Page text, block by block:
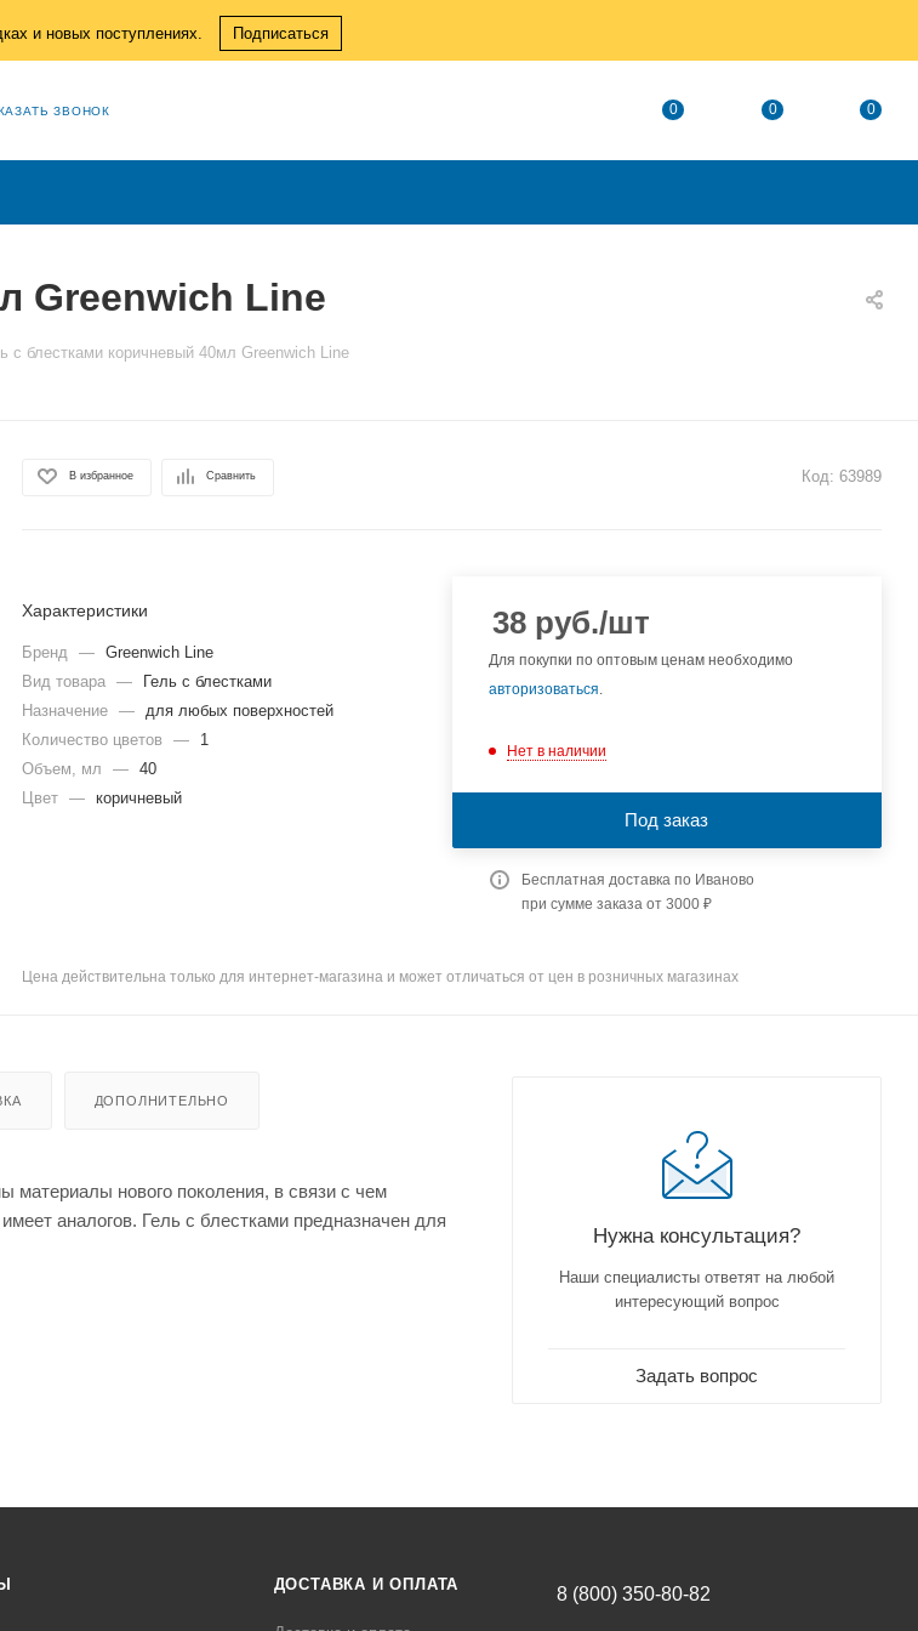
и новых поступлениях. Подписаться
ЗВОНОК 0 0 0
Greenwich Line
с блестками коричневый 40мл Greenwich Line
В избранное Сравнить Код: 63989
Характеристики
Бренд —
Greenwich Line
Вид товара
—
Гель с блестками
Назначение
—
для любых поверхностей
Количество цветов
—
1
Объем, мл
—
40
Цвет
— коричневый
38руб./шт
Для покупки по оптовым ценам необходимо
авторизоваться.
Нет в наличии
Под заказ
Бесплатная доставка по Иваново
при сумме заказа от 3000 ₽
Цена действительна только для интернет-магазина и может отличаться от цен в розничных магазинах
ДОПОЛНИТЕЛЬНО
материалы нового поколения, в связи с чем
аналогов. Гель с блестками предназначен для
Нужна консультация?
Наши специалисты ответят на любой
интересующий вопрос
Задать вопрос
ДОСТАВКА И ОПЛАТА 8 (800) 350-80-82